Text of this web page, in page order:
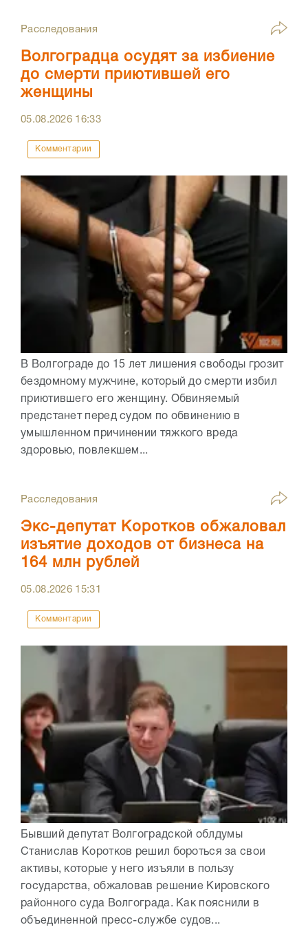
Расследования
Волгоградца осудят за избиение
до смерти приютившей его
женщины
05.08.2026 16:33
Комментарии
В Волгограде до 15 лет лишения свободы грозит
бездомному мужчине, который до смерти избил
приютившего его женщину. Обвиняемый
предстанет перед судом по обвинению в
умышленном причинении тяжкого вреда
здоровью, повлекшем...
Расследования
Экс-депутат Коротков обжаловал
изъятие доходов от бизнеса на
164 млн рублей
05.08.2026 15:31
Комментарии
Бывший депутат Волгоградской облдумы
Станислав Коротков решил бороться за свои
активы, которые у него изъяли в пользу
государства, обжаловав решение Кировского
районного суда Волгограда. Как пояснили в
объединенной пресс-службе судов...